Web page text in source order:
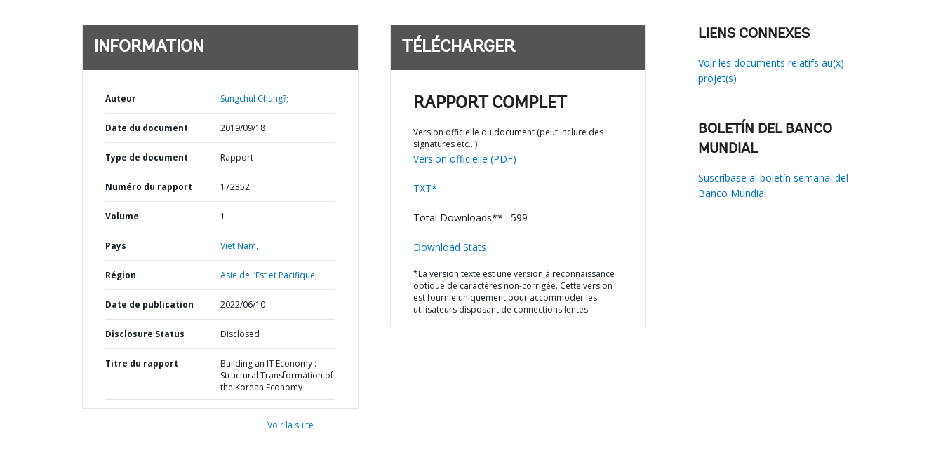
INFORMATION
Auteur Sungchul Chung?;
Date du document 2019/09/18
Type de document Rapport
Numéro du rapport 172352
Volume 1
Pays Viet Nam,
Région Asie de l’Est et Pacifique,
Date de publication 2022/06/10
Disclosure Status Disclosed
Titre du rapport
Building an IT Economy :
Structural Transformation of
the Korean Economy​
Voir la suite
TÉLÉCHARGER
RAPPORT COMPLET
Version officielle du document (peut inclure des
signatures etc…)
Version officielle (PDF)
TXT*
Total Downloads** : 599
Download Stats
*La version texte est une version à reconnaissance
optique de caractères non-corrigée. Cette version
est fournie uniquement pour accommoder les
utilisateurs disposant de connections lentes.
LIENS CONNEXES
Voir les documents relatifs au(x)
projet(s)
BOLETÍN DEL BANCO
MUNDIAL
Suscríbase al boletín semanal del
Banco Mundial